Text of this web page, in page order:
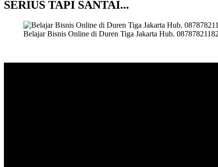
SERIUS TAPI SANTAI...
Belajar Bisnis Online di Duren Tiga Jakarta Hub.